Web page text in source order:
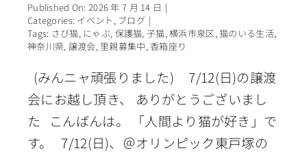
Published On: 2026 年 7 月 14 日 |
Categories: イベント , ブログ |
Tags: さび猫, にゃぶ, 保護猫,子猫,横浜市泉区,猫のいる生活,
神奈川県, 譲渡会, 里親募集中,香箱座り
(みんニャ頑張りました) 7/12(日)の譲渡
会にお越し頂き、 ありがとうございまし
た こんばんは。 「人間より猫が好き」で
す。 7/12(日)、＠オリンピック東戸塚の